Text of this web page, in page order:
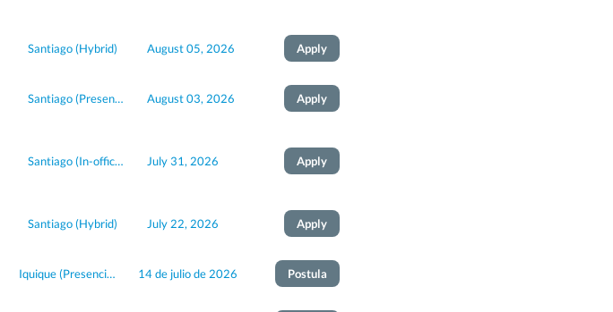
Santiago(Hybrid) August 05, 2026 Apply
Santiago(Presencial) August 03, 2026 Apply
Santiago(In-office) July 31, 2026 Apply
Santiago(Hybrid) July 22, 2026 Apply
Iquique(Presencial) 14 de julio de 2026 Postula